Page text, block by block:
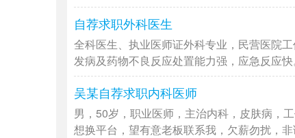
自荐求职外科医生
全科医生、执业医师证外科专业，民营医院
发病及药物不良反应处置能力强，应急反应
吴某自荐求职内科医师
男，50岁，职业医师，主治内科，皮肤病，
想换平台，望有意老板联系我，欠薪勿扰，